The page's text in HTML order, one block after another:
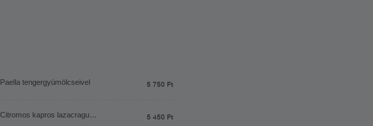
Paella tengergyümölcseivel 5 750 Ft
Citromos kapros lazacragu
5 450 Ft